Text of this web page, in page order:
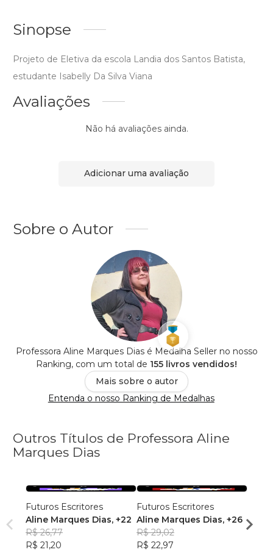
Sinopse
Projeto de Eletiva da escola Landia dos Santos Batista,
estudante Isabelly Da Silva Viana
Avaliações
Não há avaliações ainda.
Adicionar uma avaliação
Sobre o Autor
Professora Aline Marques Dias é Medalha Seller no nosso
Ranking, com um total de 155 livros vendidos!
Mais sobre o autor
Entenda o nosso Ranking de Medalhas
Outros Títulos de Professora Aline
Marques Dias
Futuros Escritores
Aline Marques Dias, +22
R$ 26,77
R$ 21,20
Futuros Escritores
Aline Marques Dias, +26
R$ 29,02
R$ 22,97
Ana
R$